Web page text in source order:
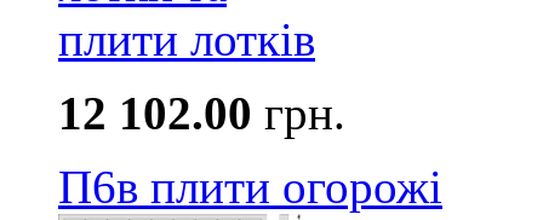
12 102.00 грн.
П6в плити огорожі